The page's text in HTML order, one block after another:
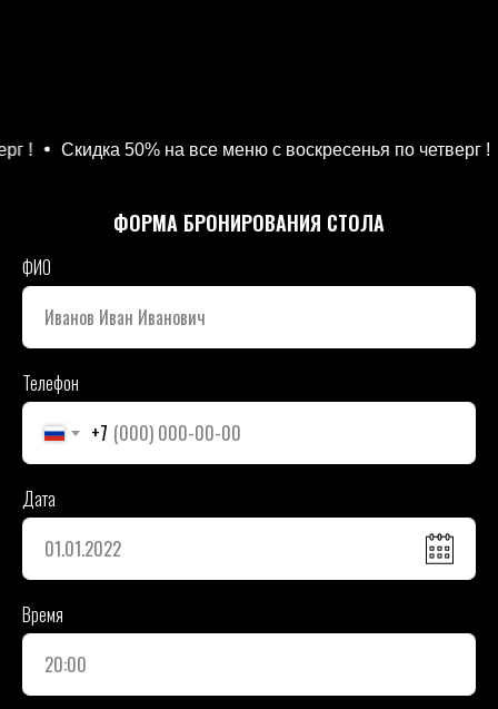
! Скидка 50% на все меню с воскресенья по четверг !
ФОРМА БРОНИРОВАНИЯ СТОЛА
ФИО
Телефон
+7
Дата
Время